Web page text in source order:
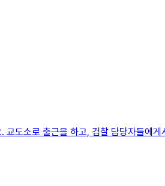
도소로 출근을 하고, 검찰 담당자들에